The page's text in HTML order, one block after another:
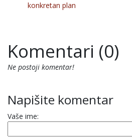
konkretan plan
Komentari (0)
Ne postoji komentar!
Napišite komentar
Vaše ime: